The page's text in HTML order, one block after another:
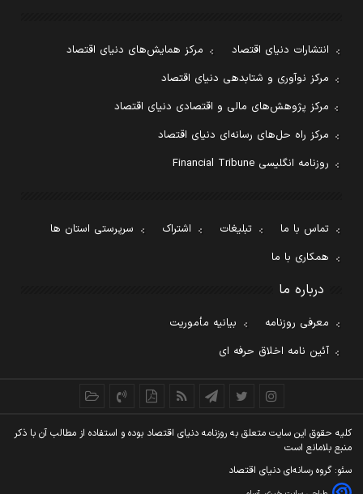
انتشارات دنیای اقتصاد
مرکز همایش‌های دنیای اقتصاد
مرکز نوآوری و شتابدهی دنیای اقتصاد
مرکز پژوهش‌های مالی و اقتصادی دنیای اقتصاد
مرکز راه حل‌های رسانه‌ای دنیای اقتصاد
روزنامه انگلیسی Financial Tribune
تماس با ما تبلیغات اشتراک
سرپرستی استان ها
همکاری با ما
درباره ما
معرفی روزنامه
بیانیه مأموریت
آئین نامه اخلاق حرفه ای
کليه حقوق اين سايت متعلق به روزنامه دنيای اقتصاد بوده و استفاده از مطالب آن با ذکر
منبع بلامانع است
سئو: گروه رسانه‌ای دنیای اقتصاد